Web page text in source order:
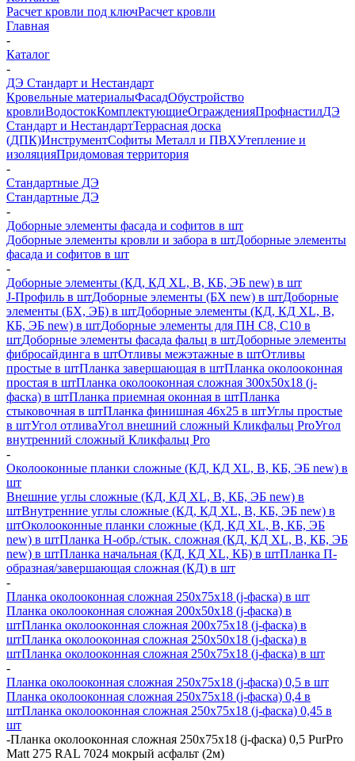
Расчет кровли под ключРасчет кровли
Главная
-
Каталог
-
ДЭ Стандарт и Нестандарт
Кровельные материалыФасадОбустройство
кровлиВодостокКомплектующиеОгражденияПрофнастилДЭ
Стандарт и НестандартТеррасная доска
(ДПК)ИнструментСофиты Металл и ПВХУтепление и
изоляцияПридомовая территория
-
Стандартные ДЭ
Стандартные ДЭ
-
Доборные элементы фасада и софитов в шт
Доборные элементы кровли и забора в штДоборные элементы
фасада и софитов в шт
-
Доборные элементы (КД, КД XL, В, КБ, ЭБ new) в шт
J-Профиль в штДоборные элементы (БХ new) в штДоборные
элементы (БХ, ЭБ) в штДоборные элементы (КД, КД XL, В,
КБ, ЭБ new) в штДоборные элементы для ПН С8, С10 в
штДоборные элементы фасада фальц в штДоборные элементы
фибросайдинга в штОтливы межэтажные в штОтливы
простые в штПланка завершающая в штПланка околооконная
простая в штПланка околооконная сложная 300х50х18 (j-
фаска) в штПланка приемная оконная в штПланка
стыковочная в штПланка финишная 46х25 в штУглы простые
в штУгол отливаУгол внешний сложный Кликфальц ProУгол
внутренний сложный Кликфальц Pro
-
Околооконные планки сложные (КД, КД XL, В, КБ, ЭБ new) в
шт
Внешние углы сложные (КД, КД XL, В, КБ, ЭБ new) в
штВнутренние углы сложные (КД, КД XL, В, КБ, ЭБ new) в
штОколооконные планки сложные (КД, КД XL, В, КБ, ЭБ
new) в штПланка H-обр./стык. сложная (КД, КД XL, В, КБ, ЭБ
new) в штПланка начальная (КД, КД XL, КБ) в штПланка П-
образная/завершающая сложная (КД) в шт
-
Планка околооконная сложная 250х75х18 (j-фаска) в шт
Планка околооконная сложная 200х50х18 (j-фаска) в
штПланка околооконная сложная 200х75х18 (j-фаска) в
штПланка околооконная сложная 250х50х18 (j-фаска) в
штПланка околооконная сложная 250х75х18 (j-фаска) в шт
-
Планка околооконная сложная 250х75х18 (j-фаска) 0,5 в шт
Планка околооконная сложная 250х75х18 (j-фаска) 0,4 в
штПланка околооконная сложная 250х75х18 (j-фаска) 0,45 в
шт
-Планка околооконная сложная 250х75х18 (j-фаска) 0,5 PurPro
Matt 275 RAL 7024 мокрый асфальт (2м)